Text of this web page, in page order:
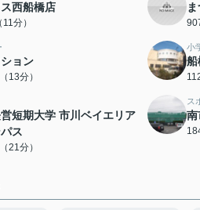
西船橋店
分）
ョン
13分）
小
船
短期大学 市川ベイエリア
ス
21分）
ス
南